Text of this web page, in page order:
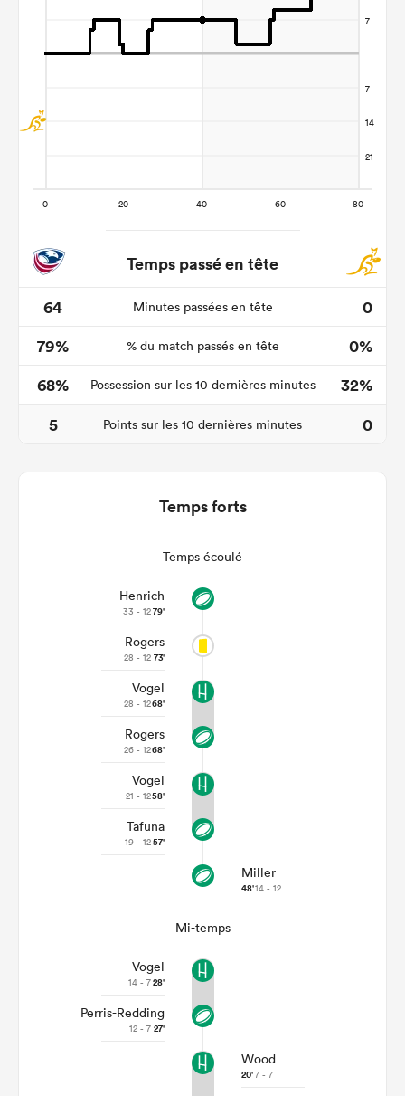
Temps passé en tête
64
Minutes passées en tête
0
79%
% du match passés en tête
0%
68%
Possession sur les 10 dernières minutes
32%
5
Points sur les 10 dernières minutes 0
Temps forts
Temps écoulé
Henrich
33 - 1279'
Rogers
28 - 12 73'
Vogel
28 - 1268'
Rogers
26 - 1268'
Vogel
21 - 1258'
Tafuna
19 - 1257'
Miller
48'14 - 12
Mi-temps
Vogel
14 - 728'
Perris-Redding
12 - 7 27'
Wood
20'7 - 7